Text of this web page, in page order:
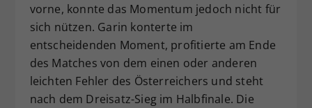
vorne, konnte das Momentum jedoch nicht für
sich nützen. Garin konterte im
entscheidenden Moment, profitierte am Ende
des Matches von dem einen oder anderen
leichten Fehler des Österreichers und steht
nach dem Dreisatz-Sieg im Halbfinale. Die